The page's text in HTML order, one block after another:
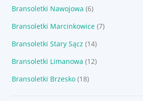
Bransoletki Nawojowa (6)
Bransoletki Marcinkowice (7)
Bransoletki Stary Sącz (14)
Bransoletki Limanowa (12)
Bransoletki Brzesko (18)